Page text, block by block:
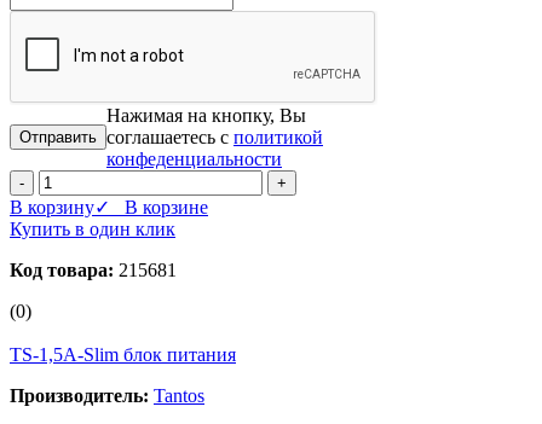
Нажимая на кнопку, Вы
соглашаетесь с политикой
конфеденциальности
- +
В корзину✓ В корзине
Купить в один клик
Код товара: 215681
(0)
TS-1,5A-Slim блок питания
Производитель: Tantos